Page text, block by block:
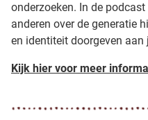
onderzoeken. In de
anderen over de generatie
en identiteit doorgeven aan
Kijk hier voor meer